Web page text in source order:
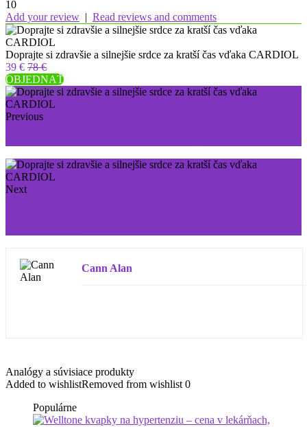
10
Add your review | Read reviews and comments
Doprajte si zdravšie a silnejšie srdce za kratší čas vďaka CARDIOL
39 € 78 €
OBJEDNAŤ
Previous
Next
Cann Alan
Analógy a súvisiace produkty
Added to wishlistRemoved from wishlist 0
Populárne